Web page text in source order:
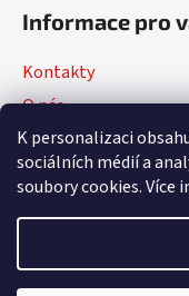
K personalizaci
sociálních médií a
soubory cookies. Více
Informace pro
Kontakty
O nás
Jak nakupovat
Obchodní podmínky